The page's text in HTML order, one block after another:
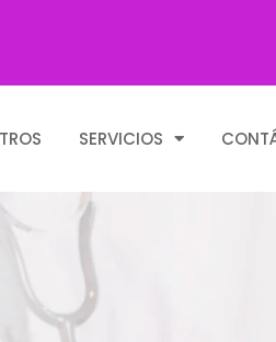
SERVICIOS